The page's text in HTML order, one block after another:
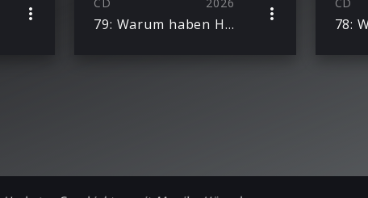
79: Warum haben Hühner einen Kamm?